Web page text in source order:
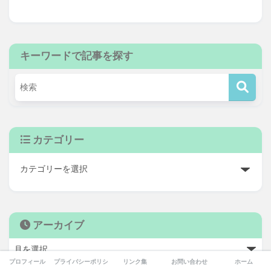
キーワードで記事を探す
カテゴリー
アーカイブ
プロフィール プライバシーポリシー リンク集 お問い合わせ ホーム